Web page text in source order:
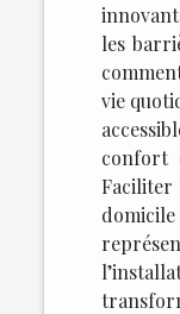
les
vie
confort
Faciliter